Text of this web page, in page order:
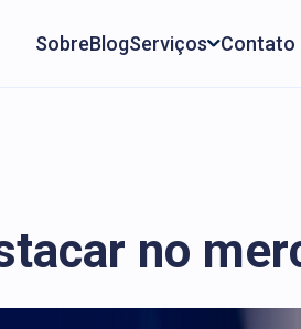
SobreBlogServiços Contato
no